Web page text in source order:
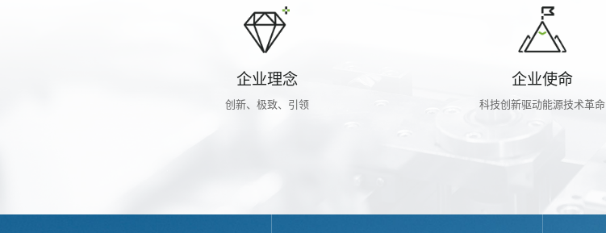
企业理念
创新、极致、引领
企业使命
科技创新驱动能源技术革命